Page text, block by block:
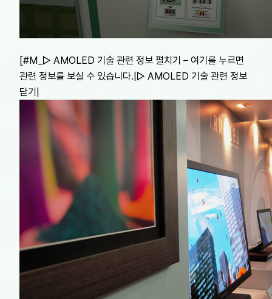
[#M_▷ AMOLED 기술 관련 정보 펼치기 – 여기를 누르면
관련 정보를 보실 수 있습니다.|▷ AMOLED 기술 관련 정보
닫기|